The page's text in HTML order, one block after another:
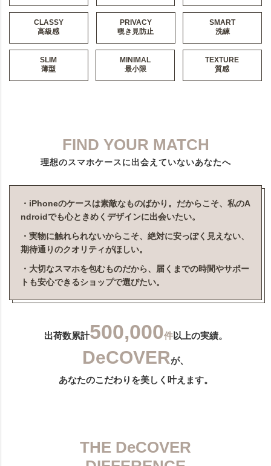
CLASSY
高級感
PRIVACY
覗き見防止
SMART
洗練
SLIM
薄型
MINIMAL
最小限
TEXTURE
質感
FIND YOUR MATCH
理想のスマホケースに出会えていないあなたへ
・iPhoneのケースは素敵なものばかり。だからこそ、私のA
ndroidでも心ときめくデザインに出会いたい。
・実物に触れられないからこそ、絶対に安っぽく見えない、
期待通りのクオリティがほしい。
・大切なスマホを包むものだから、届くまでの時間やサポー
トも安心できるショップで選びたい。
出荷数累計500,000件以上の実績。
DeCOVERが、
あなたのこだわりを美しく叶えます。
THE DeCOVER